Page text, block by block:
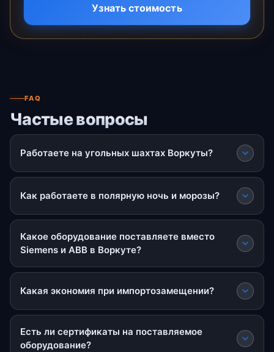
Узнать стоимость
FAQ
Частые вопросы
Работаете на угольных шахтах Воркуты?
Как работаете в полярную ночь и морозы?
Какое оборудование поставляете вместо
Siemens и ABB в Воркуте?
Какая экономия при импортозамещении?
Есть ли сертификаты на поставляемое
оборудование?